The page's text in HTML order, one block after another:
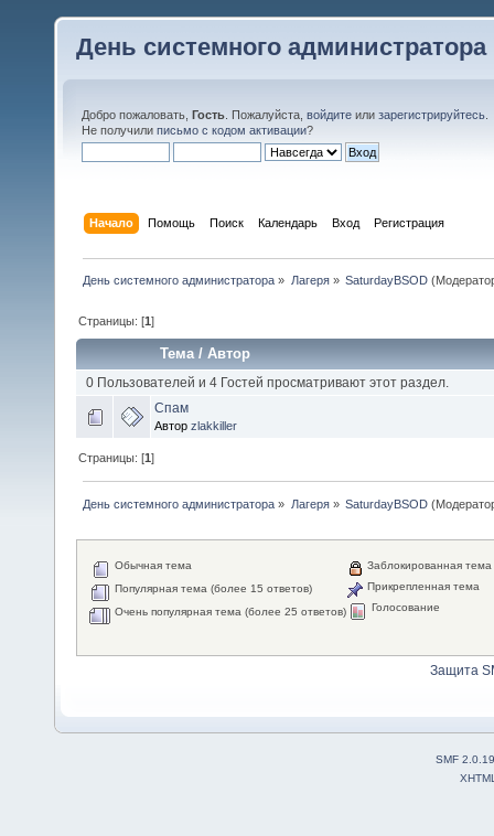
День системного администратора
Добро пожаловать, Гость . Пожалуйста, войдите или зарегистрируйтесь
Не получили письмо с кодом активации?
Начало Помощь Поиск Календарь Вход Регистрация
День системного администратора » Лагеря» SaturdayBSOD
Страницы: [1]
Тема/Автор
0 Пользователей и 4 Гостей просматривают этот раздел.
Спам
Автор zlakkiller
Страницы: [1]
День системного администратора » Лагеря» SaturdayBSOD
Обычная тема
Популярная тема (более 15 ответов)
Очень популярная тема (более 25 ответов)
Заблокированная тема
Прикрепленная тема
Голосование
Защита
SMF 2.0.19